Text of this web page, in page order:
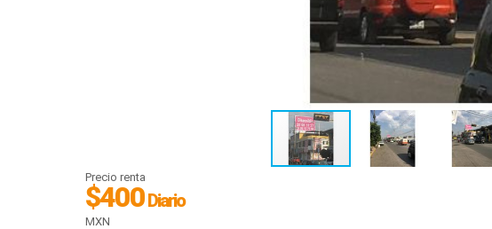
Precio renta
$400Diario
MXN